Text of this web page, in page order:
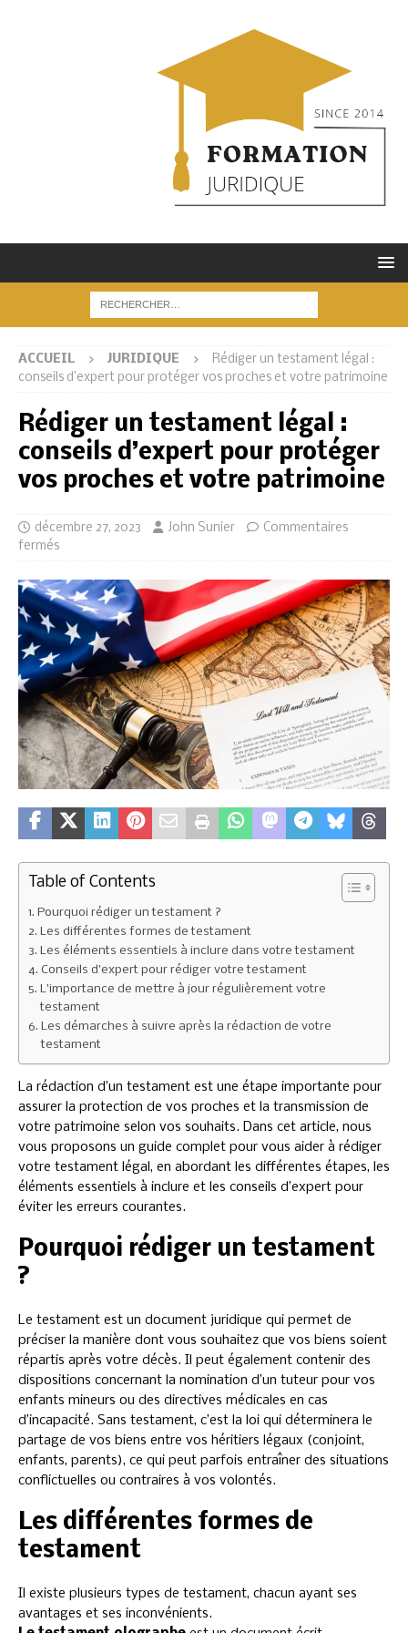
ACCUEIL JURIDIQUE
Rédiger un testament légal :
conseils d’expert pour protéger vos proches et votre patrimoine
Rédiger un testament légal :
conseils d’expert pour protéger
vos proches et votre patrimoine
décembre 27, 2023 John Sunier
Commentaires
fermés
Table of Contents
Pourquoi rédiger un testament ?
Les différentes formes de testament
Les éléments essentiels à inclure dans votre testament
Conseils d’expert pour rédiger votre testament
L’importance de mettre à jour régulièrement votre
testament
Les démarches à suivre après la rédaction de votre
testament
La rédaction d’un testament est une étape importante pour
assurer la protection de vos proches et la transmission de
votre patrimoine selon vos souhaits. Dans cet article, nous
vous proposons un guide complet pour vous aider à rédiger
votre testament légal, en abordant les différentes étapes, les
éléments essentiels à inclure et les conseils d’expert pour
éviter les erreurs courantes.
Pourquoi rédiger un testament
?
Le testament est un document juridique qui permet de
préciser la manière dont vous souhaitez que vos biens soient
répartis après votre décès. Il peut également contenir des
dispositions concernant la nomination d’un tuteur pour vos
enfants mineurs ou des directives médicales en cas
d’incapacité. Sans testament, c’est la loi qui déterminera le
partage de vos biens entre vos héritiers légaux (conjoint,
enfants, parents), ce qui peut parfois entraîner des situations
conflictuelles ou contraires à vos volontés.
Les différentes formes de
testament
Il existe plusieurs types de testament, chacun ayant ses
avantages et ses inconvénients.